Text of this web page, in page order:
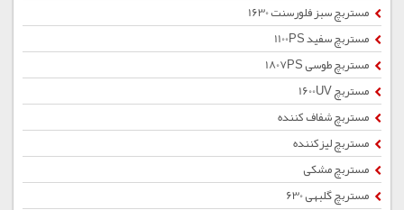
مستربچ سبز فلورسنت 1630
مستربچ سفید 1100PS
مستربچ طوسی 1807PS
مستربچ 1600UV
مستربچ شفاف کننده
مستربچ لیزکننده
مستربچ مشکی
مستربچ گلبهی 630